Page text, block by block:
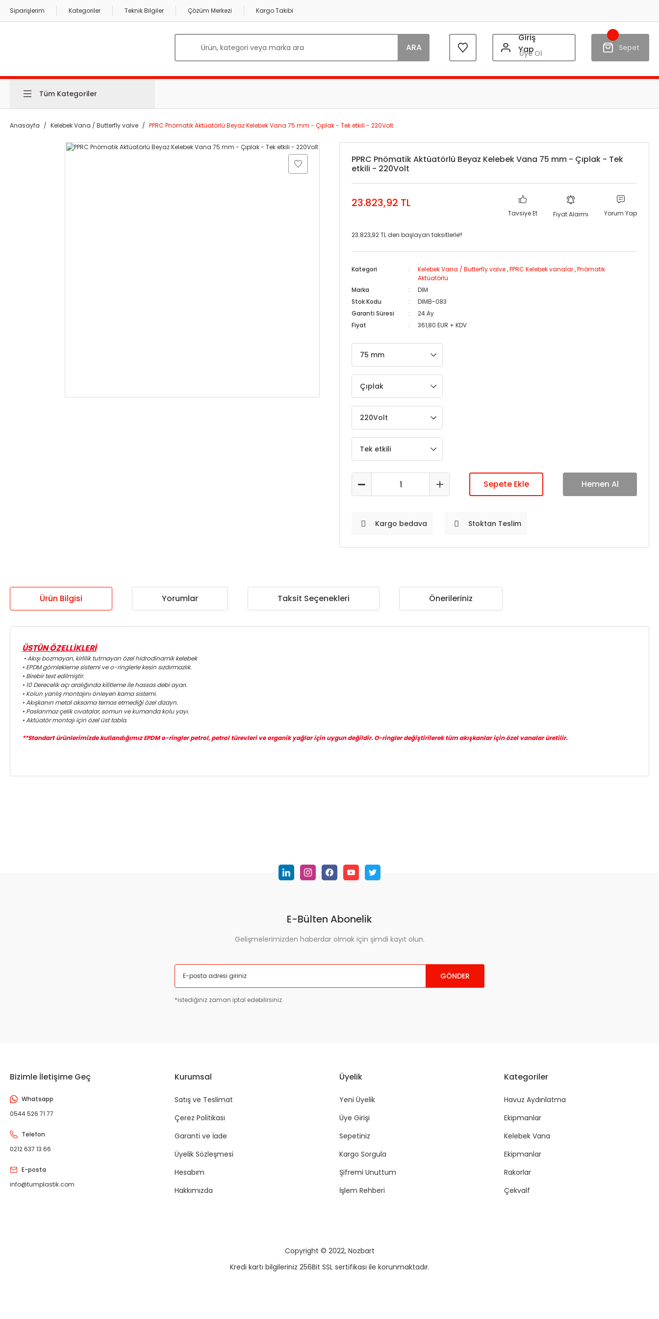
Siparişlerim Kategoriler Teknik Bilgiler Çözüm Merkezi Kargo Takibi
ARA
Giriş
Yap
Üye Ol
Sepet
Tüm Kategoriler
Anasayfa Kelebek Vana / Butterfly valve PPRC Pnömatik Aktüatörlü Beyaz Kelebek Vana 75 mm - Çıplak - Tek etkili - 220Volt
PPRC Pnömatik Aktüatörlü Beyaz Kelebek Vana 75 mm - Çıplak - Tek
etkili - 220Volt
23.823,92 TL
Tavsiye Et Fiyat Alarmı Yorum Yap
23.823,92 TL den başlayan taksitlerle!!
Kategori Kelebek Vana / Butterfly valve,PPRC Kelebek vanalar,Pnömatik
Aktüatörlü
Marka
DİM
Stok Kodu
DİMB-083
Garanti Süresi
24 Ay
Fiyat
361,80 EUR + KDV
Sepete Ekle Hemen Al
Kargo bedava Stoktan Teslim
Ürün Bilgisi Yorumlar Taksit Seçenekleri Önerileriniz
ÜSTÜN ÖZELLİKLERİ
• Akışı bozmayan, kirlilik tutmayan özel hidrodinamik kelebek
• EPDM gömlekleme sistemi ve o-ringlerle kesin sızdırmazlık.
• Birebir test edilmiştir.
• 10 Derecelik açı aralığında kilitleme ile hassas debi ayarı.
• Kolun yanlış montajını önleyen kama sistemi.
• Akışkanın metal aksama temas etmediği özel dizayn.
• Paslanmaz çelik cıvatalar, somun ve kumanda kolu yayı.
• Aktüatör montajı için özel üst tabla.
**Standart ürünlerimizde kullandığımız EPDM o-ringler petrol, petrol türevleri ve organik yağlar için uygun değildir. O-ringler değiştirilerek tüm akışkanlar için özel vanalar üretilir.
E-Bülten Abonelik
Gelişmelerimizden haberdar olmak için şimdi kayıt olun.
GÖNDER
*istediğiniz zaman iptal edebilirsiniz.
Bizimle İletişime Geç
Whatsapp
0544 526 71 77
Telefon
0212 637 13 66
E-posta
info@tumplastik.com
Kurumsal
Satış ve Teslimat
Çerez Politikası
Garanti ve İade
Üyelik Sözleşmesi
Hesabım
Hakkımızda
Üyelik
Yeni Üyelik
Üye Girişi
Sepetiniz
Kargo Sorgula
Şifremi Unuttum
İşlem Rehberi
Kategoriler
Havuz Aydınlatma
Ekipmanlar
Kelebek Vana
Ekipmanlar
Rakorlar
Çekvalf
Copyright © 2022, Nozbart
Kredi kartı bilgileriniz 256Bit SSL sertifikası ile korunmaktadır.